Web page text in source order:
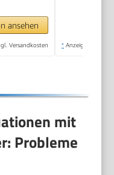
ansehen
Versandkosten * Anzeige
mit
Probleme